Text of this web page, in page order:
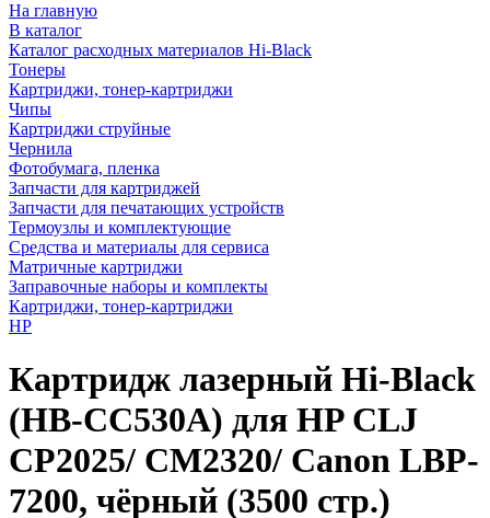
На главную
В каталог
Каталог расходных материалов Hi-Black
Тонеры
Картриджи, тонер-картриджи
Чипы
Картриджи струйные
Чернила
Фотобумага, пленка
Запчасти для картриджей
Запчасти для печатающих устройств
Термоузлы и комплектующие
Средства и материалы для сервиса
Матричные картриджи
Заправочные наборы и комплекты
Картриджи, тонер-картриджи
HP
Картридж лазерный Hi-Black
(HB-CC530A) для HP CLJ
CP2025/ CM2320/ Canon LBP-
7200, чёрный (3500 стр.)